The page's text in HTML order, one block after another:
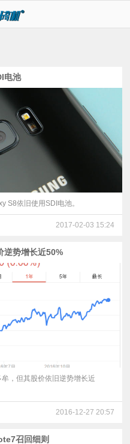
电池
S8依旧使用SDI电池。
2017-02-03 15:24
逆势增长近50%
，但其股价依旧逆势增长近
2016-12-27 20:57
召回细则